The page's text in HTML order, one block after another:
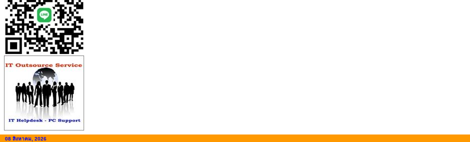
08 สิงหาคม, 2026